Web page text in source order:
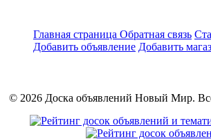
Главная страница Обратная связь
Добавить объявление Добавить
© 2026 Доска объявлений Новый Мир.